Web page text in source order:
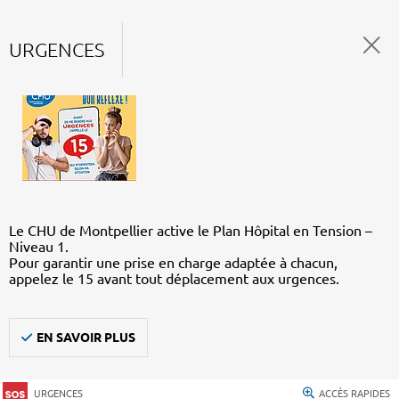
URGENCES
Le CHU de Montpellier active le Plan Hôpital en Tension –
Niveau 1.
Pour garantir une prise en charge adaptée à chacun,
appelez le 15 avant tout déplacement aux urgences.
EN SAVOIR PLUS
URGENCES ACCÈS RAPIDES